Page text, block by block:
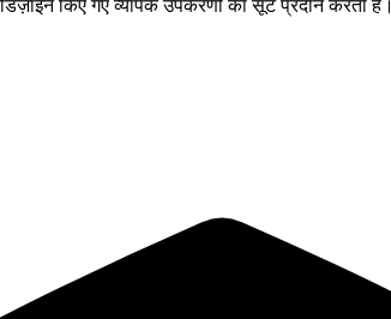
किए गए व्यापक उपकरणों का सूट प्रदान करता है।